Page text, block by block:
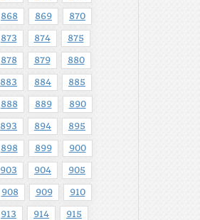
868 869 870
873 874 875
878 879 880
883 884 885
888 889 890
893 894 895
898 899 900
903 904 905
908 909 910
913 914 915